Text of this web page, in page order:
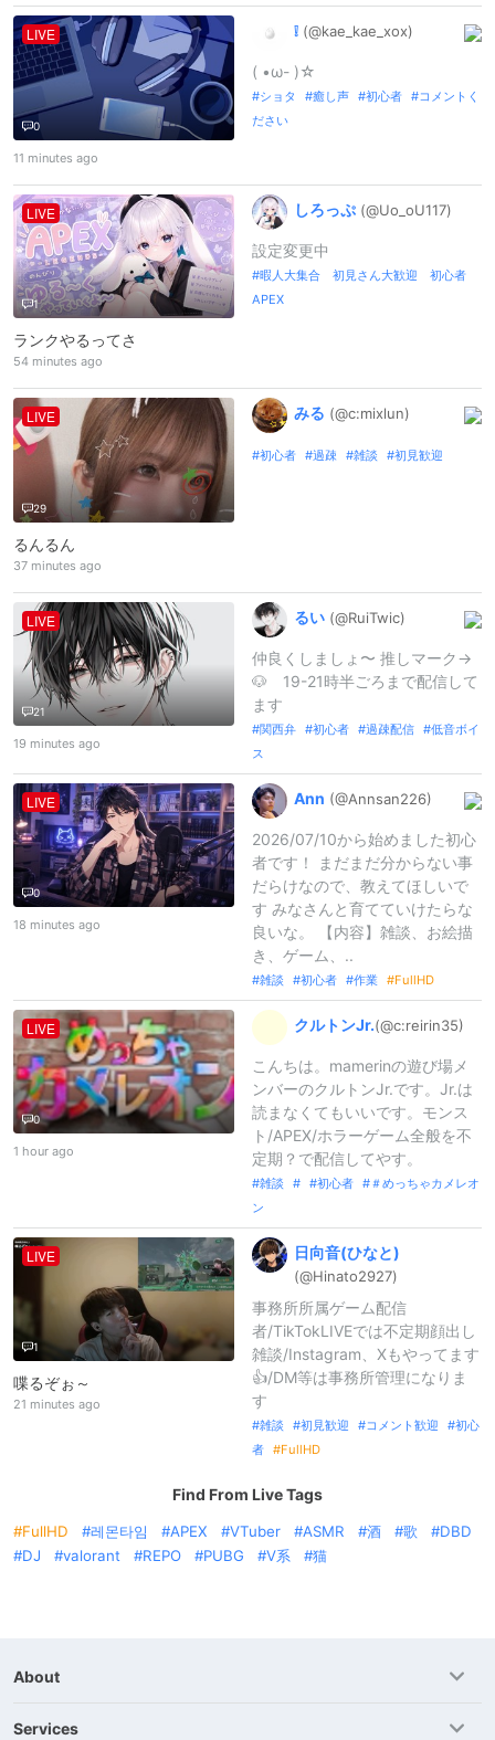
LIVE
0
11 minutes ago
❕ (@kae_ kae_ xox)
( •ω- )☆
ショタ 癒し声 初心者
コメントく
ださい
LIVE
1
ランクやるってさ
54 minutes ago
しろっぷ (@Uo_ oU117)
設定変更中
暇人大集合 初見さん大歓迎 初心者
APEX
LIVE
29
るんるん
37 minutes ago
みる (@c:mixlun)
初心者 過疎 雑談 初見歓迎
LIVE
21
19 minutes ago
るい (@RuiTwic)
仲良くしましょ〜 推しマーク→
🐶 19-21時半ごろまで配信して
ます
関西弁 初心者 過疎配信
低音ボイ
ス
LIVE
0
18 minutes ago
Ann (@Annsan226)
2026/07/10から始めました初心
者です！ まだまだ分からない事
だらけなので、教えてほしいで
す みなさんと育てていけたらな
良いな。 【内容】雑談、お絵描
き、ゲーム、..
雑談 初心者 作業 FullHD
LIVE
0
1 hour ago
クルトンJr.(@c:reirin35)
こんちは。mamerinの遊び場メ
ンバーのクルトンJr.です。Jr.は
読まなくてもいいです。モンス
ト/APEX/ホラーゲーム全般を不
定期？で配信してやす。
雑談 初心者
＃めっちゃカメレオ
ン
LIVE
1
喋るぞぉ～
21 minutes ago
日向音(ひなと)
(@Hinato2927)
事務所所属ゲーム配信
者/TikTokLIVEでは不定期顔出し
雑談/Instagram、Xもやってます
👍/DM等は事務所管理になりま
す
雑談 初見歓迎 コメント歓迎
初心
者
FullHD
Find From Live Tags
FullHD 레몬타임 APEX VTuber ASMR 酒 歌
DBD
DJ
valorant REPO PUBG V系 猫
About
Services